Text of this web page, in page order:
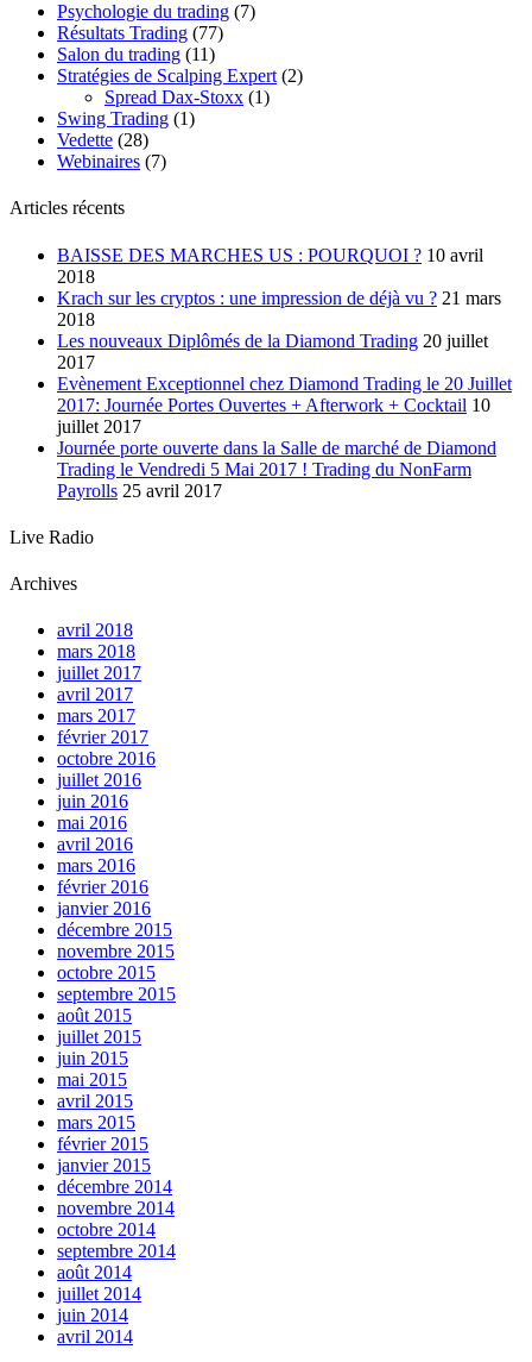
Psychologie du trading (7)
Résultats Trading (77)
Salon du trading (11)
Stratégies de Scalping Expert (2)
Spread Dax-Stoxx (1)
Swing Trading (1)
Vedette (28)
Webinaires (7)
Articles récents
BAISSE DES MARCHES US : POURQUOI ? 10 avril
2018
Krach sur les cryptos : une impression de déjà vu ? 21 mars
2018
Les nouveaux Diplômés de la Diamond Trading 20 juillet
2017
Evènement Exceptionnel chez Diamond Trading le 20 Juillet
2017: Journée Portes Ouvertes + Afterwork + Cocktail 10
juillet 2017
Journée porte ouverte dans la Salle de marché de Diamond
Trading le Vendredi 5 Mai 2017 ! Trading du NonFarm
Payrolls 25 avril 2017
Live Radio
Archives
avril 2018
mars 2018
juillet 2017
avril 2017
mars 2017
février 2017
octobre 2016
juillet 2016
juin 2016
mai 2016
avril 2016
mars 2016
février 2016
janvier 2016
décembre 2015
novembre 2015
octobre 2015
septembre 2015
août 2015
juillet 2015
juin 2015
mai 2015
avril 2015
mars 2015
février 2015
janvier 2015
décembre 2014
novembre 2014
octobre 2014
septembre 2014
août 2014
juillet 2014
juin 2014
avril 2014